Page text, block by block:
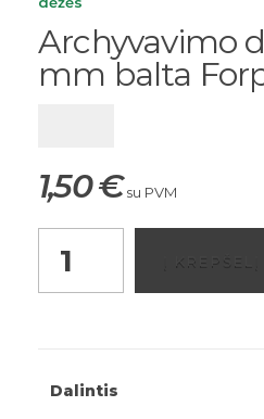
Archyvavimo
mm balta
1,50€ su PVM
dėžė
A4
balta
Į KREPŠELĮ
Dalintis